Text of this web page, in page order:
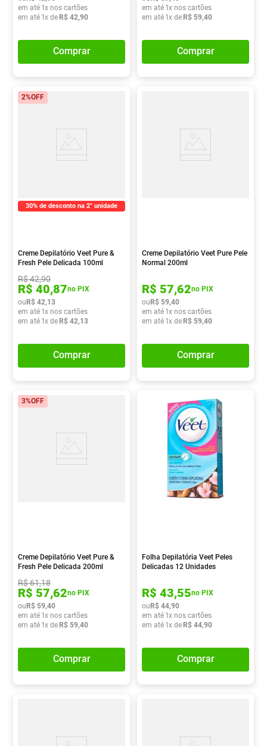
em até 1x nos cartões
em até 1x deR$ 42,90
Comprar
em até 1x nos cartões
em até 1x deR$ 59,40
Comprar
2%OFF
30% de desconto na 2° unidade
Creme Depilatório Veet Pure &
Fresh Pele Delicada 100ml
R$42,90
R$ 40,87no PIX
ouR$ 42,13
em até 1x nos cartões
em até 1x deR$ 42,13
Comprar
Creme Depilatório Veet Pure Pele
Normal 200ml
R$ 57,62no PIX
ouR$ 59,40
em até 1x nos cartões
em até 1x deR$ 59,40
Comprar
3%OFF
Creme Depilatório Veet Pure &
Fresh Pele Delicada 200ml
R$61,18
R$ 57,62no PIX
ouR$ 59,40
em até 1x nos cartões
em até 1x deR$ 59,40
Comprar
Folha Depilatória Veet Peles
Delicadas 12 Unidades
R$ 43,55no PIX
ouR$ 44,90
em até 1x nos cartões
em até 1x deR$ 44,90
Comprar